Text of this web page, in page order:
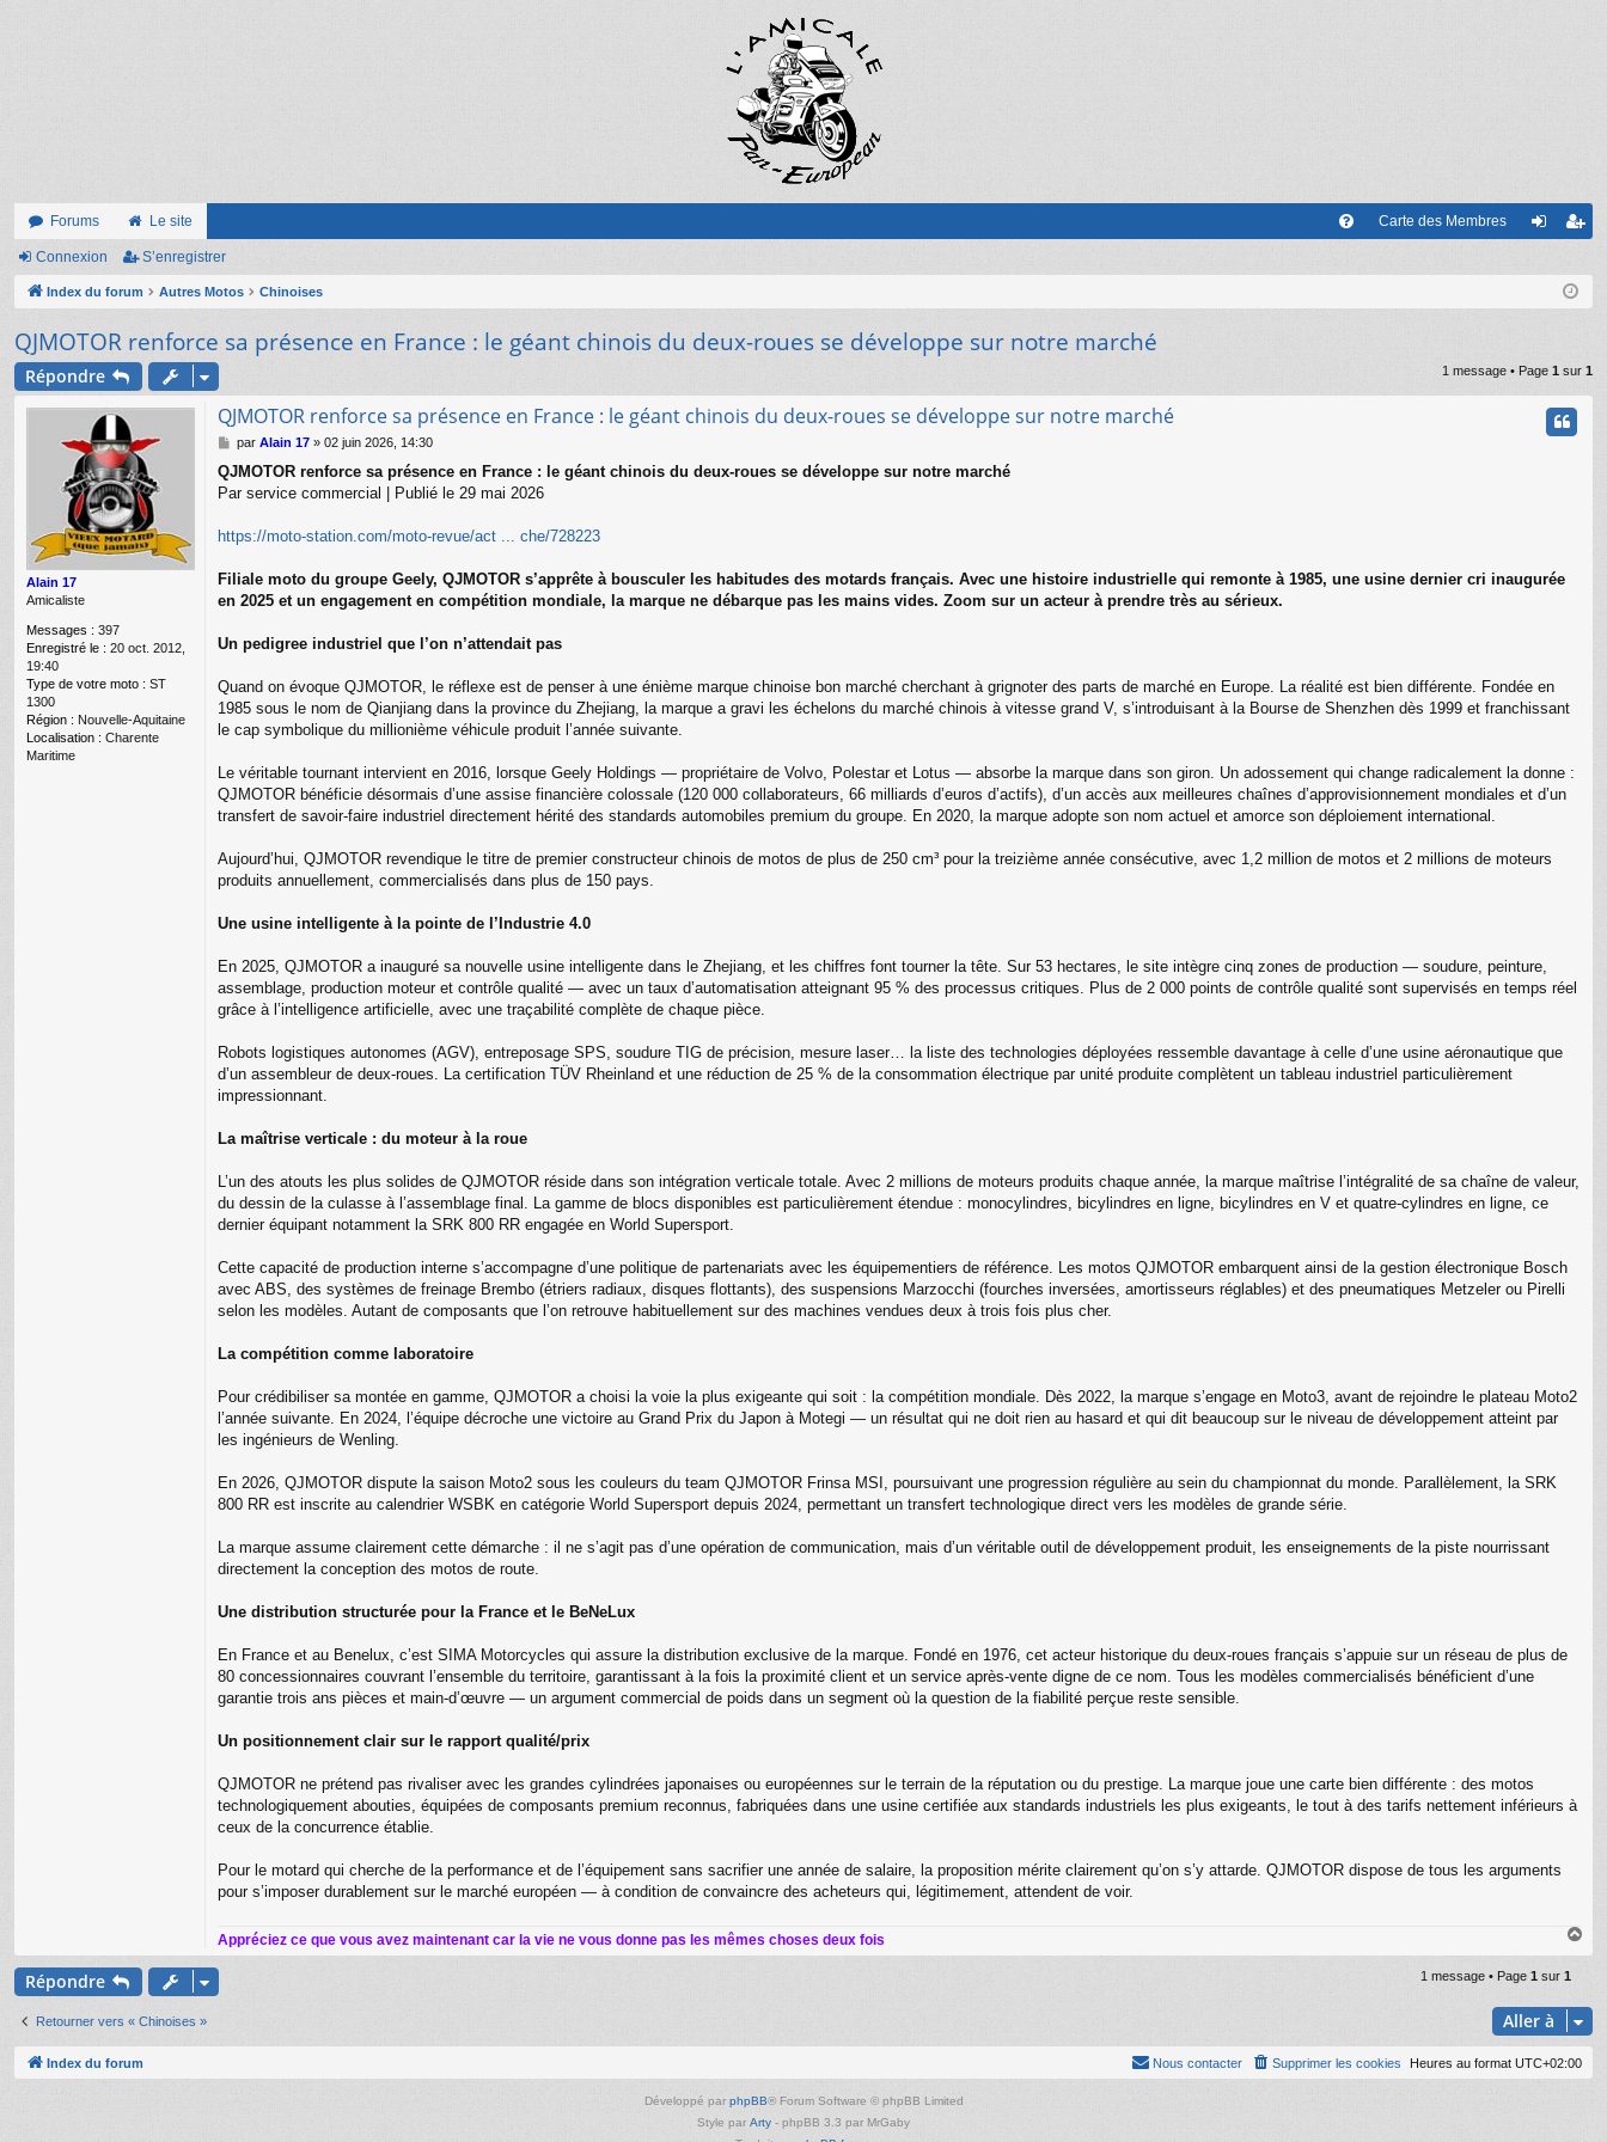
Forums Le site Carte des Membres
on
nr
ist
re
Connexion S’enregistrer
Index du forum Autres Motos Chinoises
QJMOTOR renforce sa présence en France : le géant chinois du deux-roues se développe sur notre marché
Répondre 1 message • Page 1 sur 1
Alain 17
Amicaliste
Messages : 397
Enregistré le : 20 oct. 2012,
19:40
Type de votre moto : ST
1300
Région : Nouvelle-Aquitaine
Localisation : Charente
Maritime
QJMOTOR renforce sa présence en France : le géant chinois du deux-roues se développe sur notre marché
M
s
s
g
e
par Alain 17» 02 juin 2026, 14:30
QJMOTOR renforce sa présence en France : le géant chinois du deux-roues se développe sur notre marché
Par service commercial | Publié le 29 mai 2026
https://moto-station.com/moto-revue/act ... che/728223
Filiale moto du groupe Geely, QJMOTOR s’apprête à bousculer les habitudes des motards français. Avec une histoire industrielle qui remonte à 1985, une usine dernier cri inaugurée
en 2025 et un engagement en compétition mondiale, la marque ne débarque pas les mains vides. Zoom sur un acteur à prendre très au sérieux.
Un pedigree industriel que l’on n’attendait pas
Quand on évoque QJMOTOR, le réflexe est de penser à une énième marque chinoise bon marché cherchant à grignoter des parts de marché en Europe. La réalité est bien différente. Fondée en
1985 sous le nom de Qianjiang dans la province du Zhejiang, la marque a gravi les échelons du marché chinois à vitesse grand V, s’introduisant à la Bourse de Shenzhen dès 1999 et franchissant
le cap symbolique du millionième véhicule produit l’année suivante.
Le véritable tournant intervient en 2016, lorsque Geely Holdings — propriétaire de Volvo, Polestar et Lotus — absorbe la marque dans son giron. Un adossement qui change radicalement la donne :
QJMOTOR bénéficie désormais d’une assise financière colossale (120 000 collaborateurs, 66 milliards d’euros d’actifs), d’un accès aux meilleures chaînes d’approvisionnement mondiales et d’un
transfert de savoir-faire industriel directement hérité des standards automobiles premium du groupe. En 2020, la marque adopte son nom actuel et amorce son déploiement international.
Aujourd’hui, QJMOTOR revendique le titre de premier constructeur chinois de motos de plus de 250 cm³ pour la treizième année consécutive, avec 1,2 million de motos et 2 millions de moteurs
produits annuellement, commercialisés dans plus de 150 pays.
Une usine intelligente à la pointe de l’Industrie 4.0
En 2025, QJMOTOR a inauguré sa nouvelle usine intelligente dans le Zhejiang, et les chiffres font tourner la tête. Sur 53 hectares, le site intègre cinq zones de production — soudure, peinture,
assemblage, production moteur et contrôle qualité — avec un taux d’automatisation atteignant 95 % des processus critiques. Plus de 2 000 points de contrôle qualité sont supervisés en temps réel
grâce à l’intelligence artificielle, avec une traçabilité complète de chaque pièce.
Robots logistiques autonomes (AGV), entreposage SPS, soudure TIG de précision, mesure laser… la liste des technologies déployées ressemble davantage à celle d’une usine aéronautique que
d’un assembleur de deux-roues. La certification TÜV Rheinland et une réduction de 25 % de la consommation électrique par unité produite complètent un tableau industriel particulièrement
impressionnant.
La maîtrise verticale : du moteur à la roue
L’un des atouts les plus solides de QJMOTOR réside dans son intégration verticale totale. Avec 2 millions de moteurs produits chaque année, la marque maîtrise l’intégralité de sa chaîne de valeur,
du dessin de la culasse à l’assemblage final. La gamme de blocs disponibles est particulièrement étendue : monocylindres, bicylindres en ligne, bicylindres en V et quatre-cylindres en ligne, ce
dernier équipant notamment la SRK 800 RR engagée en World Supersport.
Cette capacité de production interne s’accompagne d’une politique de partenariats avec les équipementiers de référence. Les motos QJMOTOR embarquent ainsi de la gestion électronique Bosch
avec ABS, des systèmes de freinage Brembo (étriers radiaux, disques flottants), des suspensions Marzocchi (fourches inversées, amortisseurs réglables) et des pneumatiques Metzeler ou Pirelli
selon les modèles. Autant de composants que l’on retrouve habituellement sur des machines vendues deux à trois fois plus cher.
La compétition comme laboratoire
Pour crédibiliser sa montée en gamme, QJMOTOR a choisi la voie la plus exigeante qui soit : la compétition mondiale. Dès 2022, la marque s’engage en Moto3, avant de rejoindre le plateau Moto2
l’année suivante. En 2024, l’équipe décroche une victoire au Grand Prix du Japon à Motegi — un résultat qui ne doit rien au hasard et qui dit beaucoup sur le niveau de développement atteint par
les ingénieurs de Wenling.
En 2026, QJMOTOR dispute la saison Moto2 sous les couleurs du team QJMOTOR Frinsa MSI, poursuivant une progression régulière au sein du championnat du monde. Parallèlement, la SRK
800 RR est inscrite au calendrier WSBK en catégorie World Supersport depuis 2024, permettant un transfert technologique direct vers les modèles de grande série.
La marque assume clairement cette démarche : il ne s’agit pas d’une opération de communication, mais d’un véritable outil de développement produit, les enseignements de la piste nourrissant
directement la conception des motos de route.
Une distribution structurée pour la France et le BeNeLux
En France et au Benelux, c’est SIMA Motorcycles qui assure la distribution exclusive de la marque. Fondé en 1976, cet acteur historique du deux-roues français s’appuie sur un réseau de plus de
80 concessionnaires couvrant l’ensemble du territoire, garantissant à la fois la proximité client et un service après-vente digne de ce nom. Tous les modèles commercialisés bénéficient d’une
garantie trois ans pièces et main-d’œuvre — un argument commercial de poids dans un segment où la question de la fiabilité perçue reste sensible.
Un positionnement clair sur le rapport qualité/prix
QJMOTOR ne prétend pas rivaliser avec les grandes cylindrées japonaises ou européennes sur le terrain de la réputation ou du prestige. La marque joue une carte bien différente : des motos
technologiquement abouties, équipées de composants premium reconnus, fabriquées dans une usine certifiée aux standards industriels les plus exigeants, le tout à des tarifs nettement inférieurs à
ceux de la concurrence établie.
Pour le motard qui cherche de la performance et de l’équipement sans sacrifier une année de salaire, la proposition mérite clairement qu’on s’y attarde. QJMOTOR dispose de tous les arguments
pour s’imposer durablement sur le marché européen — à condition de convaincre des acheteurs qui, légitimement, attendent de voir.
Appréciez ce que vous avez maintenant car la vie ne vous donne pas les mêmes choses deux fois
a
Répondre 1 message • Page 1 sur 1
Retourner vers « Chinoises » Aller à
Index du forum Heures au format UTC+02:00
Supprimer les cookies
Nous contacter
Développé par phpBB® Forum Software © phpBB Limited
Style par Arty - phpBB 3.3 par MrGaby